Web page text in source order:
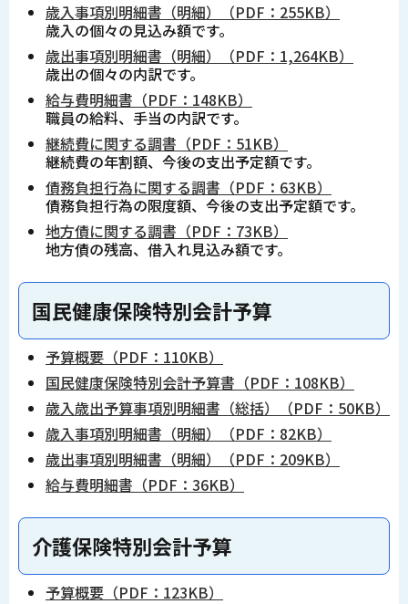
歳入事項別明細書（明細）（PDF：255KB）
歳入の個々の見込み額です。
歳出事項別明細書（明細）（PDF：1,264KB）
歳出の個々の内訳です。
給与費明細書（PDF：148KB）
職員の給料、手当の内訳です。
継続費に関する調書（PDF：51KB）
継続費の年割額、今後の支出予定額です。
債務負担行為に関する調書（PDF：63KB）
債務負担行為の限度額、今後の支出予定額です。
地方債に関する調書（PDF：73KB）
地方債の残高、借入れ見込み額です。
国民健康保険特別会計予算
予算概要（PDF：110KB）
国民健康保険特別会計予算書（PDF：108KB）
歳入歳出予算事項別明細書（総括）（PDF：50KB）
歳入事項別明細書（明細）（PDF：82KB）
歳出事項別明細書（明細）（PDF：209KB）
給与費明細書（PDF：36KB）
介護保険特別会計予算
予算概要（PDF：123KB）